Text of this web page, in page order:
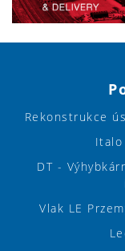
Rekonstrukce
DT -
Vlak LE